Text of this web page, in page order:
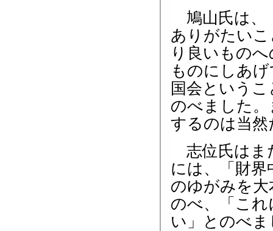
鳩山氏は、
ありがたい
り良いもの
ものにしあ
国会という
のべました
するのは当
志位氏はま
には、「財界
のゆがみを
のべ、「こ
い」とのべ